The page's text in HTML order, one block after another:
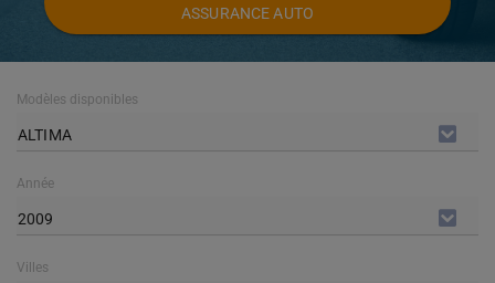
ASSURANCE AUTO
Modèles disponibles
ALTIMA
Année
2009
Villes